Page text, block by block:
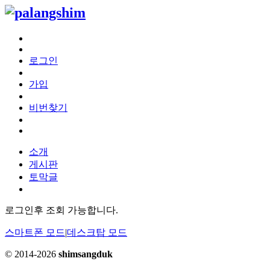
로그인
가입
비번찾기
소개
게시판
토막글
로그인후 조회 가능합니다.
스마트폰 모드|데스크탑 모드
© 2014-2026 shimsangduk